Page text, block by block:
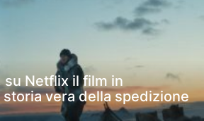
su Netflix il film in
vera della spedizione